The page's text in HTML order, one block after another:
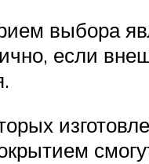
выбора
если